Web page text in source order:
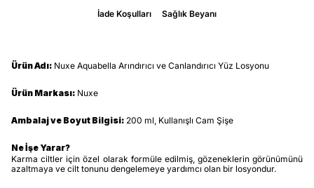
İade Koşulları Sağlık Beyanı
Ürün Adı: Nuxe Aquabella Arındırıcı ve Canlandırıcı Yüz Losyonu
Ürün Markası: Nuxe
Ambalaj ve Boyut Bilgisi: 200 ml, Kullanışlı Cam Şişe
Ne İşe Yarar?
Karma ciltler için özel olarak formüle edilmiş, gözeneklerin görünümünü
azaltmaya ve cilt tonunu dengelemeye yardımcı olan bir losyondur.